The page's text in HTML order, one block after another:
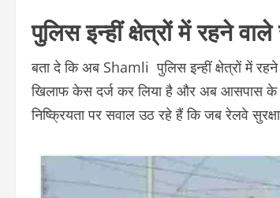
पुलिस इन्हीं क्षेत्रों में रहने
बता दे कि अब Shamli पुलिस इन्हीं क्षेत्रों में
खिलाफ केस दर्ज कर लिया है और अब आसपास के
निष्क्रियता पर सवाल उठ रहे हैं कि जब रेलवे सुरक्षा